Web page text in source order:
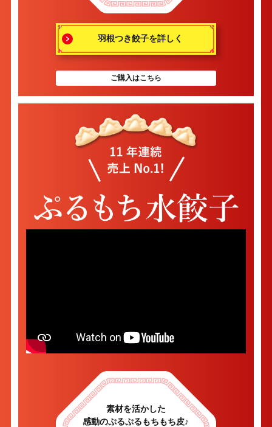
羽根つき餃子を詳しく
ご購入はこちら
素材を活かした
感動のぷるぷるもちもち皮♪